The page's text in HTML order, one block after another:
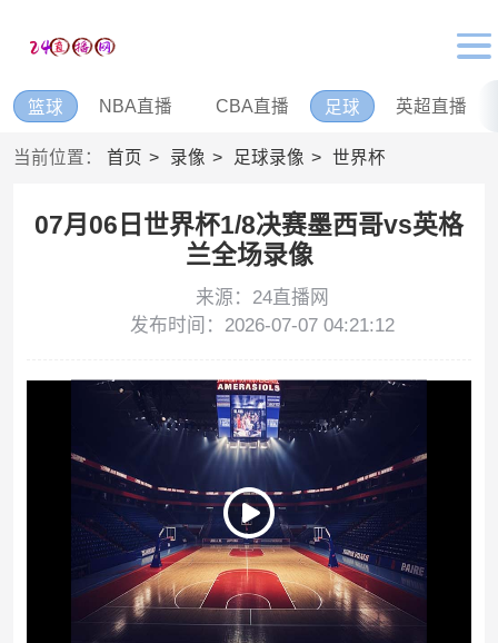
篮球 NBA直播 CBA直播 足球 英超直播
当前位置： 首页 录像 足球录像 世界杯
07月06日世界杯1/8决赛墨西哥vs英格
兰全场录像
来源：24直播网
发布时间：2026-07-07 04:21:12